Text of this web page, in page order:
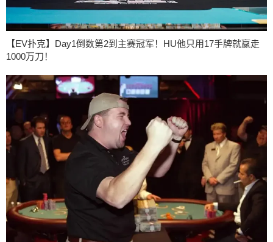
【EV扑克】Day1倒数第2到主赛冠军！HU他只用17手牌就赢走
1000万刀！